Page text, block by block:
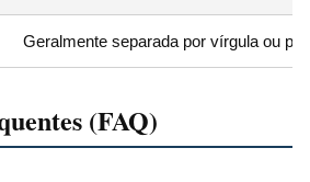
Geralmente separada por vírgula ou
(FAQ)